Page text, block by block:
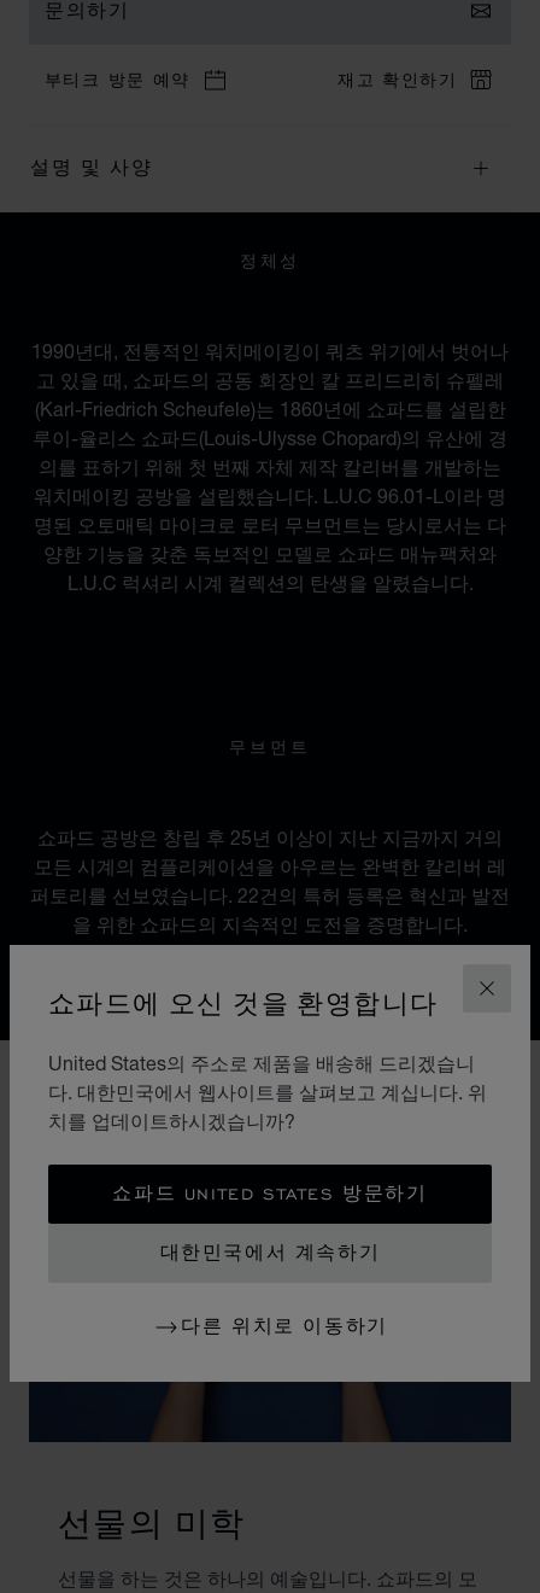
닫기
쇼파드에 오신 것을 환영합니다
United States의 주소로 제품을 배송해 드리겠습니
다. 대한민국에서 웹사이트를 살펴보고 계십니다. 위
치를 업데이트하시겠습니까?
쇼파드 UNITED STATES 방문하기
대한민국에서 계속하기
다른 위치로 이동하기
문의하기
부티크 방문 예약 재고 확인하기
설명 및 사양
정체성
1990년대, 전통적인 워치메이킹이 쿼츠 위기에서 벗어나
고 있을 때, 쇼파드의 공동 회장인 칼 프리드리히 슈펠레
(Karl-Friedrich Scheufele)는 1860년에 쇼파드를 설립한
루이-율리스 쇼파드(Louis-Ulysse Chopard)의 유산에 경
의를 표하기 위해 첫 번째 자체 제작 칼리버를 개발하는
워치메이킹 공방을 설립했습니다. L.U.C 96.01-L이라 명
명된 오토매틱 마이크로 로터 무브먼트는 당시로서는 다
양한 기능을 갖춘 독보적인 모델로 쇼파드 매뉴팩처와
L.U.C 럭셔리 시계 컬렉션의 탄생을 알렸습니다.
무브먼트
쇼파드 공방은 창립 후 25년 이상이 지난 지금까지 거의
모든 시계의 컴플리케이션을 아우르는 완벽한 칼리버 레
퍼토리를 선보였습니다. 22건의 특허 등록은 혁신과 발전
을 위한 쇼파드의 지속적인 도전을 증명합니다.
Discover Chopard L.U.C flying tourbillon watch: 50-
선물의 미학
선물을 하는 것은 하나의 예술입니다. 쇼파드의 모